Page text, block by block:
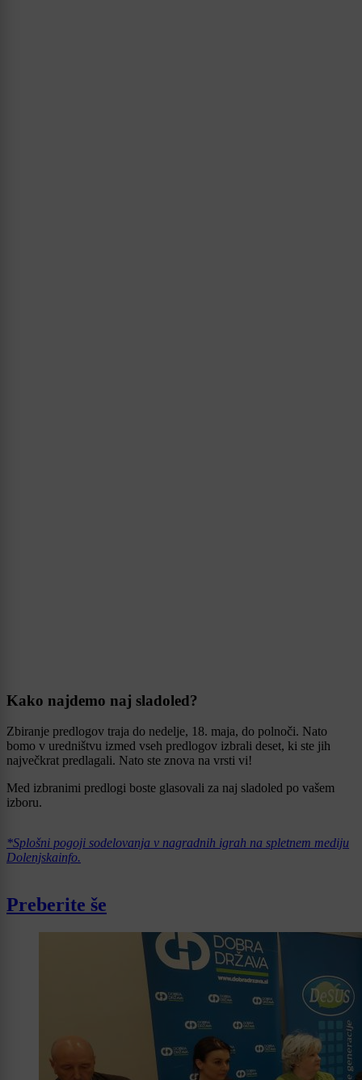
Kako najdemo naj sladoled?
Zbiranje predlogov traja do nedelje, 18. maja, do polnoči. Nato
bomo v uredništvu izmed vseh predlogov izbrali deset, ki ste jih
največkrat predlagali. Nato ste znova na vrsti vi!
Med izbranimi predlogi boste glasovali za naj sladoled po vašem
izboru.
*Splošni pogoji sodelovanja v nagradnih igrah na spletnem mediju
Dolenjskainfo.
Preberite še